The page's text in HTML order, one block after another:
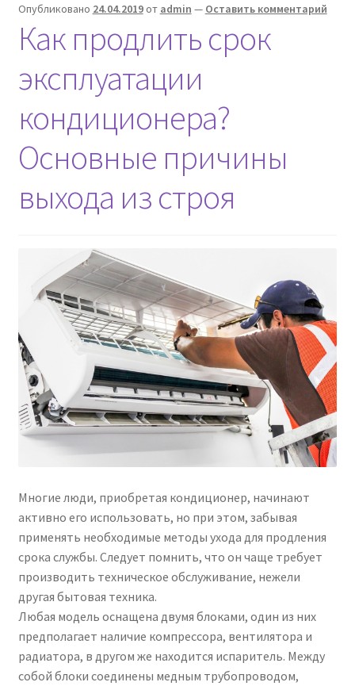
Опубликовано 24.04.2019от admin — Оставить комментарий
Как продлить срок
эксплуатации
кондиционера?
Основные причины
выхода из строя
Многие люди, приобретая кондиционер, начинают
активно его использовать, но при этом, забывая
применять необходимые методы ухода для продления
срока службы. Следует помнить, что он чаще требует
производить техническое обслуживание, нежели
другая бытовая техника.
Любая модель оснащена двумя блоками, один из них
предполагает наличие компрессора, вентилятора и
радиатора, в другом же находится испаритель. Между
собой блоки соединены медным трубопроводом,